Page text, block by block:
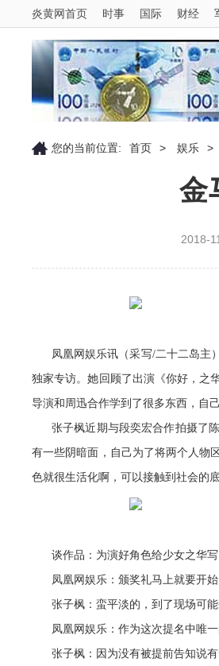
炎黄网首页 时事 国际 财经
您的当前位置: 首页 > 娱乐 >
金
2018-
凤凰网娱乐讯（采写/二十二岛主
独家专访。她回顾了出演《你好，之
导演和周迅合作学到了很多东西，自
张子枫近期与段奕宏合作拍摄了
有一些阴暗面，自己为了将两个人物
色就很生活化啊，可以接触到社会的
谈作品：为演好角色给少女之华
凤凰网娱乐：颁奖礼马上就要开
张子枫：蛮平淡的，到了现场可
凤凰网娱乐：作为这次提名中唯
张子枫：因为没有被提前告知说